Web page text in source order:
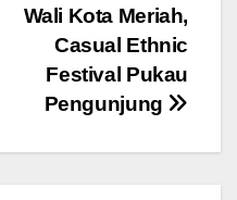
Wali Kota Meriah,
Casual Ethnic
Festival Pukau
Pengunjung